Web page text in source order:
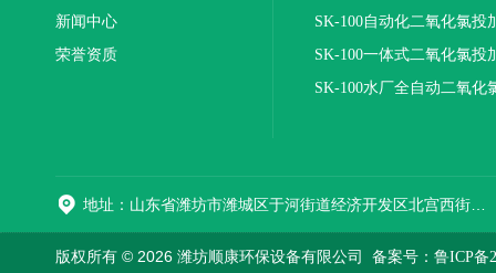
新闻中心
荣誉资质
SK-100自动化二氧化氯投
装置
SK-100一体式二氧化氯投
报价
SK-100水厂全自动二氧化
版权所有 © 2026 潍坊顺康环保设备有限公司 备案号：鲁ICP备